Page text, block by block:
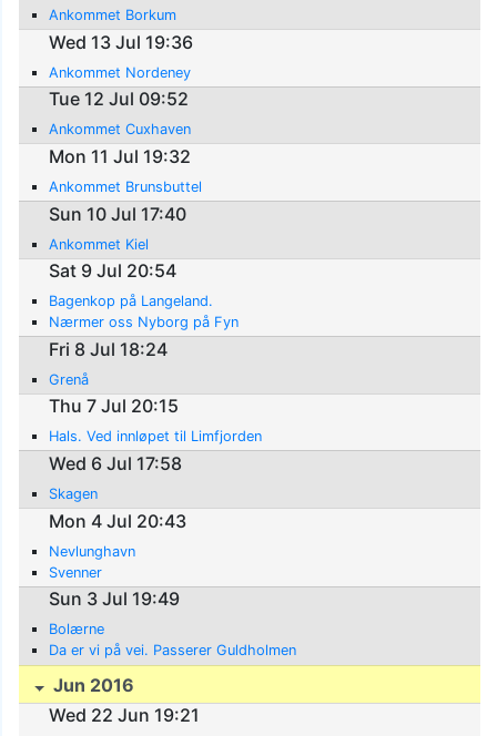
Ankommet Borkum
Wed 13 Jul 19:36
Ankommet Nordeney
Tue 12 Jul 09:52
Ankommet Cuxhaven
Mon 11 Jul 19:32
Ankommet Brunsbuttel
Sun 10 Jul 17:40
Ankommet Kiel
Sat 9 Jul 20:54
Bagenkop på Langeland.
Nærmer oss Nyborg på Fyn
Fri 8 Jul 18:24
Grenå
Thu 7 Jul 20:15
Hals. Ved innløpet til Limfjorden
Wed 6 Jul 17:58
Skagen
Mon 4 Jul 20:43
Nevlunghavn
Svenner
Sun 3 Jul 19:49
Bolærne
Da er vi på vei. Passerer Guldholmen
Jun 2016
Wed 22 Jun 19:21